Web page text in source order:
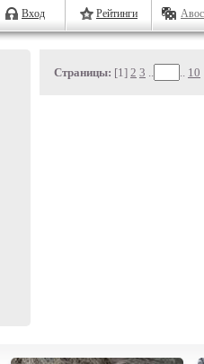
Вход Рейтинги
Страницы: [1] 2 3 .. .. 10